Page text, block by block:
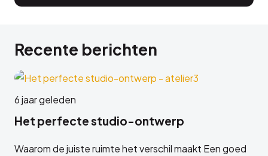
Recente berichten
6 jaar geleden
Het perfecte studio-ontwerp
Waarom de juiste ruimte het verschil maakt Een goed